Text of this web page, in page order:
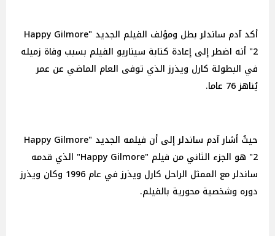
أكد آدم ساندلر بطل ومؤلف الفيلم الجديد "Happy Gilmore
2" أنه اضطر إلى إعادة كتابة سيناريو الفيلم بسبب وفاة زميله
في البطولة كارل ويذرز الذي توفى العام الماضي عن عمر
يُناهز 76 عاما.
حيثُ أشار آدم ساندلر إلى أن فيلمه الجديد "Happy Gilmore
2" هو الجزء الثاني من فيلم "Happy Gilmore" الذي قدمه
ساندلر مع الممثل الراحل كارل ويذرز في عام 1996 وكان ويذرز
دوره وشخصية محورية بالفيلم.